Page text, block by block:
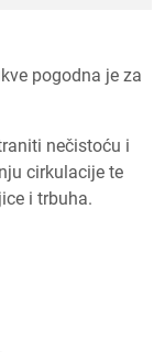
pogodna je za
nečistoću i
cirkulacije te
i trbuha.